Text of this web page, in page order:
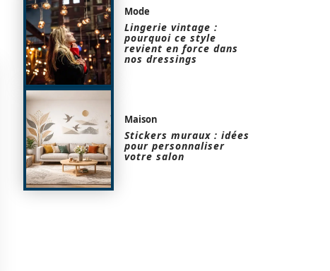
Mode
Lingerie vintage :
pourquoi ce style
revient en force dans
nos dressings
Maison
Stickers muraux : idées
pour personnaliser
votre salon